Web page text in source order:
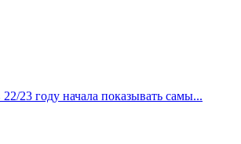
23 году начала показывать самы...